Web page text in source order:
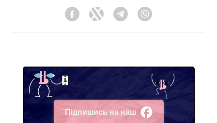
FacebookTwitter Telegram
Підпишись на наш
Facebook